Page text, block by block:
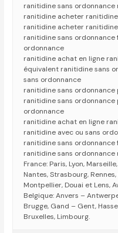
ranitidine sans
ranitidine acheter
ranitidine acheter
ranitidine sans
ordonnance
ranitidine achat en ligne
équivalent ranitidine sans
sans ordonnance
ranitidine sans
ranitidine sans
ordonnance
ranitidine achat en ligne
ranitidine avec ou sans
ranitidine sans
ranitidine sans
France: Paris, Lyon,
Nantes, Strasbourg,
Montpellier, Douai et Lens,
Belgique: Anvers –
Brugge, Gand – Gent,
Bruxelles, Limbourg.